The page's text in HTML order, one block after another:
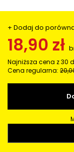
+ Dodaj do
18,90 zł
Najniższa cena z 30
Cena regularna: